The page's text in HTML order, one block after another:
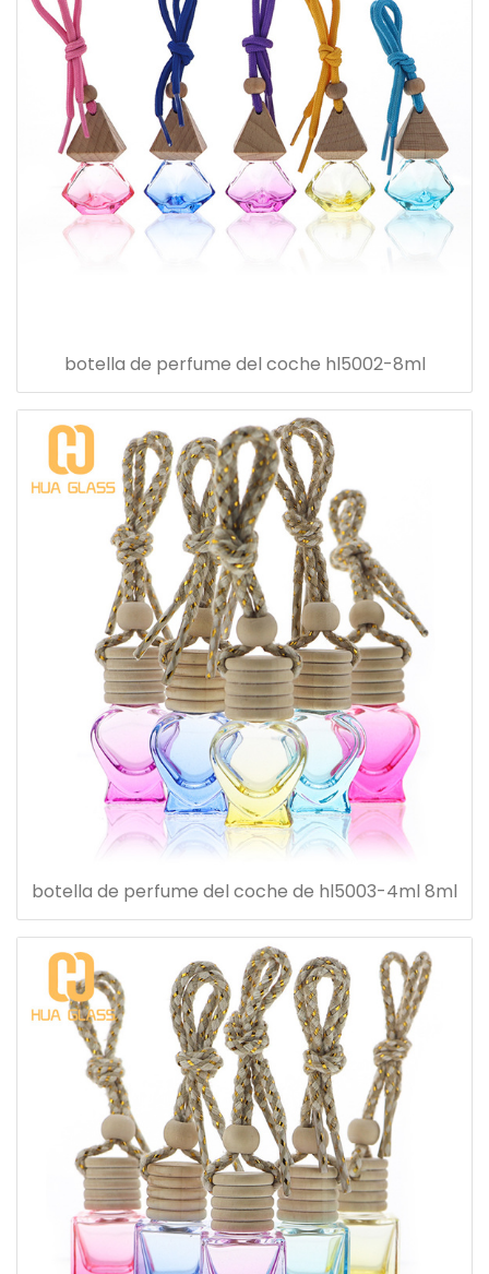
botella de perfume del coche hl5002-8ml
botella de perfume del coche de hl5003-4ml 8ml